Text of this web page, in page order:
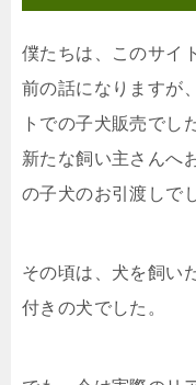
僕たちは、このサイ
前の話になりますが
トでの子犬販売でし
新たな飼い主さんへ
の子犬のお引渡しで
その頃は、犬を飼い
付きの犬でした。